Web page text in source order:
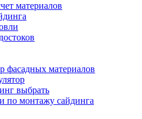
материалов
фасадных материалов
выбрать
по монтажу сайдинга